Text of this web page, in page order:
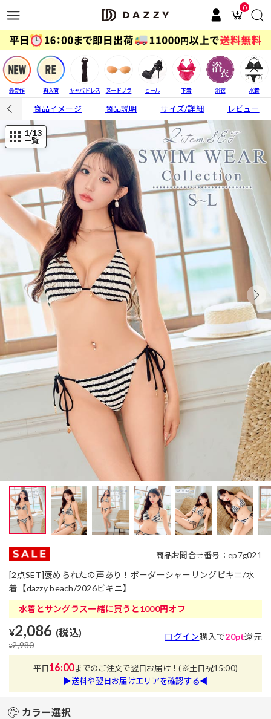
0
最新作 再入荷 キャバドレス ヌードブラ ヒール 下着 浴衣 水着
商品イメージ 商品説明 サイズ/詳細 レビュー
1/13
一覧
商品お問合せ番号：ep7g021
[2点SET]褒められたの声あり！ボーダーシャーリングビキニ/水
着【dazzy beach/2026ビキニ】
水着とサングラス一緒に買うと1000円オフ
¥2,086 (税込)
¥2,980
ログイン購入で20pt還元
平日16:00までのご注文で翌日お届け！(※土日祝15:00)
▶送料や翌日お届けエリアを確認する◀
カラー選択